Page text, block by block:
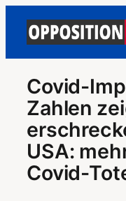
Covid-
Zahlen
USA:
Covid-